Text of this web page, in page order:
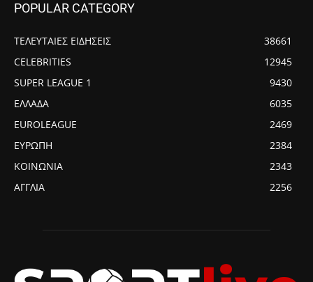
POPULAR CATEGORY
ΤΕΛΕΥΤΑΙΕΣ ΕΙΔΗΣΕΙΣ
38661
CELEBRITIES
12945
SUPER LEAGUE 1
9430
ΕΛΛΑΔΑ
6035
EUROLEAGUE
2469
ΕΥΡΩΠΗ
2384
ΚΟΙΝΩΝΙΑ
2343
ΑΓΓΛΙΑ
2256